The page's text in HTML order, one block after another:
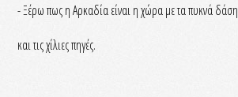
- Ξέρω πως η Αρκαδία είναι η χώρα με τα πυκνά δάση
και τις χίλιες πηγές.